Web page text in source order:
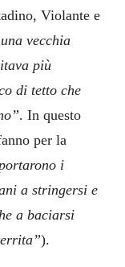
Violante e
vecchia
più
di tetto che
. In questo
per la
i
a stringersi e
a baciarsi
).